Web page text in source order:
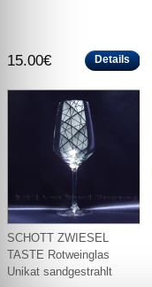
15.00€ Details
SCHOTT ZWIESEL
TASTE Rotweinglas
Unikat sandgestrahlt